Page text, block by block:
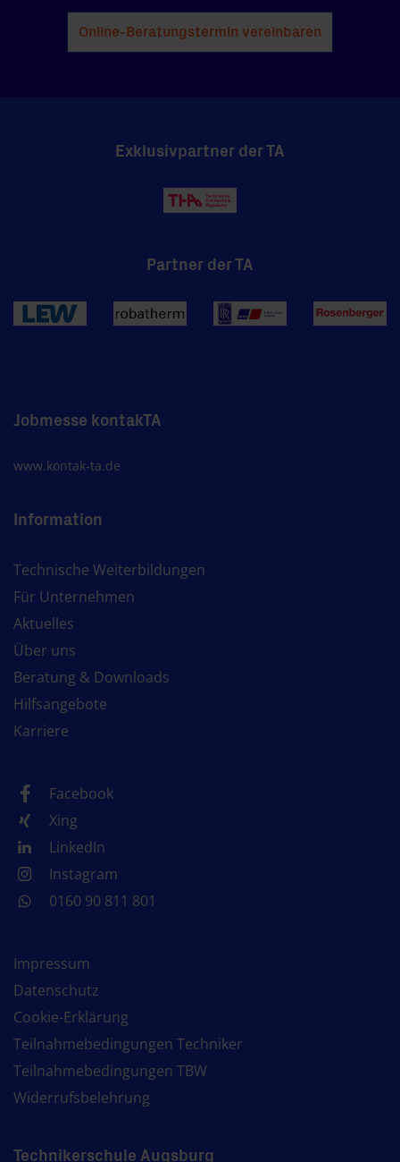
Online-Beratungstermin vereinbaren
Exklusivpartner der TA
Partner der TA
Jobmesse kontakTA
www.kontak-ta.de
Information
Technische Weiterbildungen
Für Unternehmen
Aktuelles
Über uns
Beratung & Downloads
Hilfsangebote
Karriere
Facebook
Xing
LinkedIn
Instagram
0160 90 811 801
Impressum
Datenschutz
Cookie-Erklärung
Teilnahmebedingungen Techniker
Teilnahmebedingungen TBW
Widerrufsbelehrung
Technikerschule Augsburg